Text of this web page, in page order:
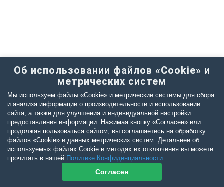
Об использовании файлов «Cookie» и
метрических систем
Мы используем файлы «Cookie» и метрические системы для сбора
и анализа информации о производительности и использовании
сайта, а также для улучшения и индивидуальной настройки
предоставления информации. Нажимая кнопку «Согласен» или
продолжая пользоваться сайтом, вы соглашаетесь на обработку
файлов «Cookie» и данных метрических систем. Детальнее об
используемых файлах Cookie и методах их отключения вы можете
прочитать в нашей Политике Конфиденциальности.
Согласен